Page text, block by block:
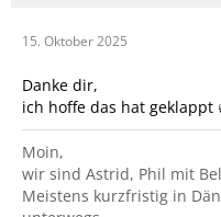
15. Oktober 2025
Danke dir,
ich hoffe das hat geklappt
Moin,
wir sind Astrid, Phil mit
Meistens kurzfristig in